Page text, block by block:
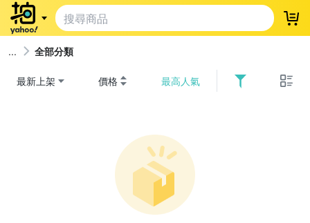
登
全部分類
最新上架 價格 最高人氣